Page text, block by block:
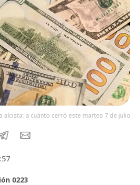
alcista: a cuánto cerró este martes 7 de julio
0223